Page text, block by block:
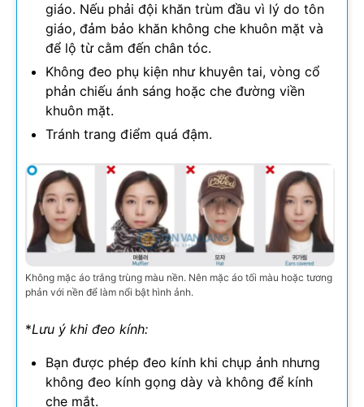
giáo. Nếu phải đội khăn trùm đầu vì lý do tôn
giáo, đảm bảo khăn không che khuôn mặt và
để lộ từ cằm đến chân tóc.
Không đeo phụ kiện như khuyên tai, vòng cổ
phản chiếu ánh sáng hoặc che đường viền
khuôn mặt.
Tránh trang điểm quá đậm.
Không mặc áo trắng trùng màu nền. Nên mặc áo tối màu hoặc tương
phản với nền để làm nổi bật hình ảnh.
*Lưu ý khi đeo kính:
Bạn được phép đeo kính khi chụp ảnh nhưng
không đeo kính gọng dày và không để kính
che mắt.